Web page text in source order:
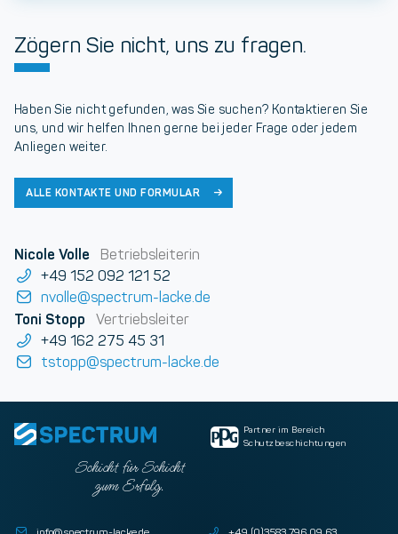
Zögern Sie nicht, uns zu fragen.
Haben Sie nicht gefunden, was Sie suchen? Kontaktieren Sie
uns, und wir helfen Ihnen gerne bei jeder Frage oder jedem
Anliegen weiter.
ALLE KONTAKTE UND FORMULAR
Nicole Volle
Betriebsleiterin
+49 152 092 121 52
nvolle@spectrum-lacke.de
Toni Stopp
Vertriebsleiter
+49 162 275 45 31
tstopp@spectrum-lacke.de
Schicht für Schicht
zum Erfolg.
Partner im Bereich
Schutzbeschichtungen